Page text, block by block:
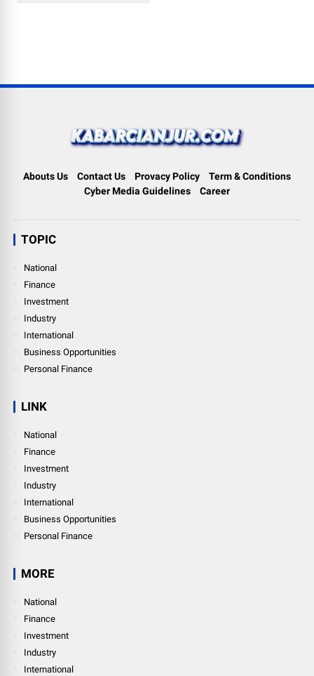
Abouts Us Contact Us Provacy Policy
Term & Conditions
Cyber Media Guidelines
Career
TOPIC
National
Finance
Investment
Industry
International
Business Opportunities
Personal Finance
LINK
National
Finance
Investment
Industry
International
Business Opportunities
Personal Finance
MORE
National
Finance
Investment
Industry
International